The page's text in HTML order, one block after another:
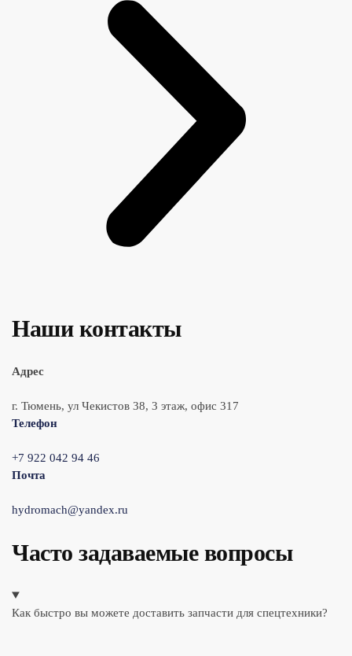
Наши контакты
Адрес
г. Тюмень, ул Чекистов 38, 3 этаж, офис 317
Телефон
+7 922 042 94 46
Почта
hydromach@yandex.ru
Часто задаваемые вопросы
Как быстро вы можете доставить запчасти для спецтехники?